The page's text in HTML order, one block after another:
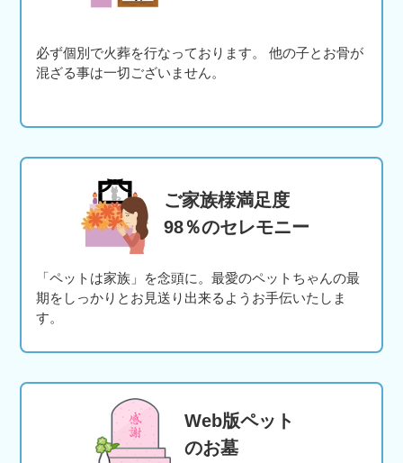
必ず個別で火葬を行なっております。 他の子とお骨が
混ざる事は一切ございません。
ご家族様満足度
98％のセレモニー
「ペットは家族」を念頭に。最愛のペットちゃんの最
期をしっかりとお見送り出来るようお手伝いたしま
す。
Web版ペット
のお墓